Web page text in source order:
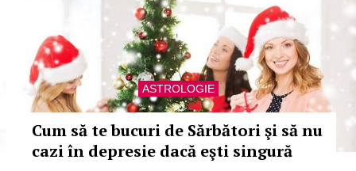
ASTROLOGIE
Cum să te bucuri de Sărbători şi să nu
cazi în depresie dacă eşti singură